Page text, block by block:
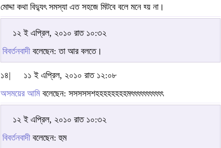
মোদ্দা কথা বিদ্যুৎ সমস্যা এত সহজে মিটবে বলে মনে হ্য় না।
১২ ই এপ্রিল, ২০১০ রাত ১০:৩২
বিবর্তনবাদীবলেছেন: তা আর বলতে।
১৪|
১১ ই এপ্রিল, ২০১০ রাত ১২:০৮
অসময়ের আমিবলেছেন: সসসসসশহহহহহহহহমৎৎৎৎৎৎৎৎৎৎৎ
১২ ই এপ্রিল, ২০১০ রাত ১০:৩২
বিবর্তনবাদীবলেছেন: হুম